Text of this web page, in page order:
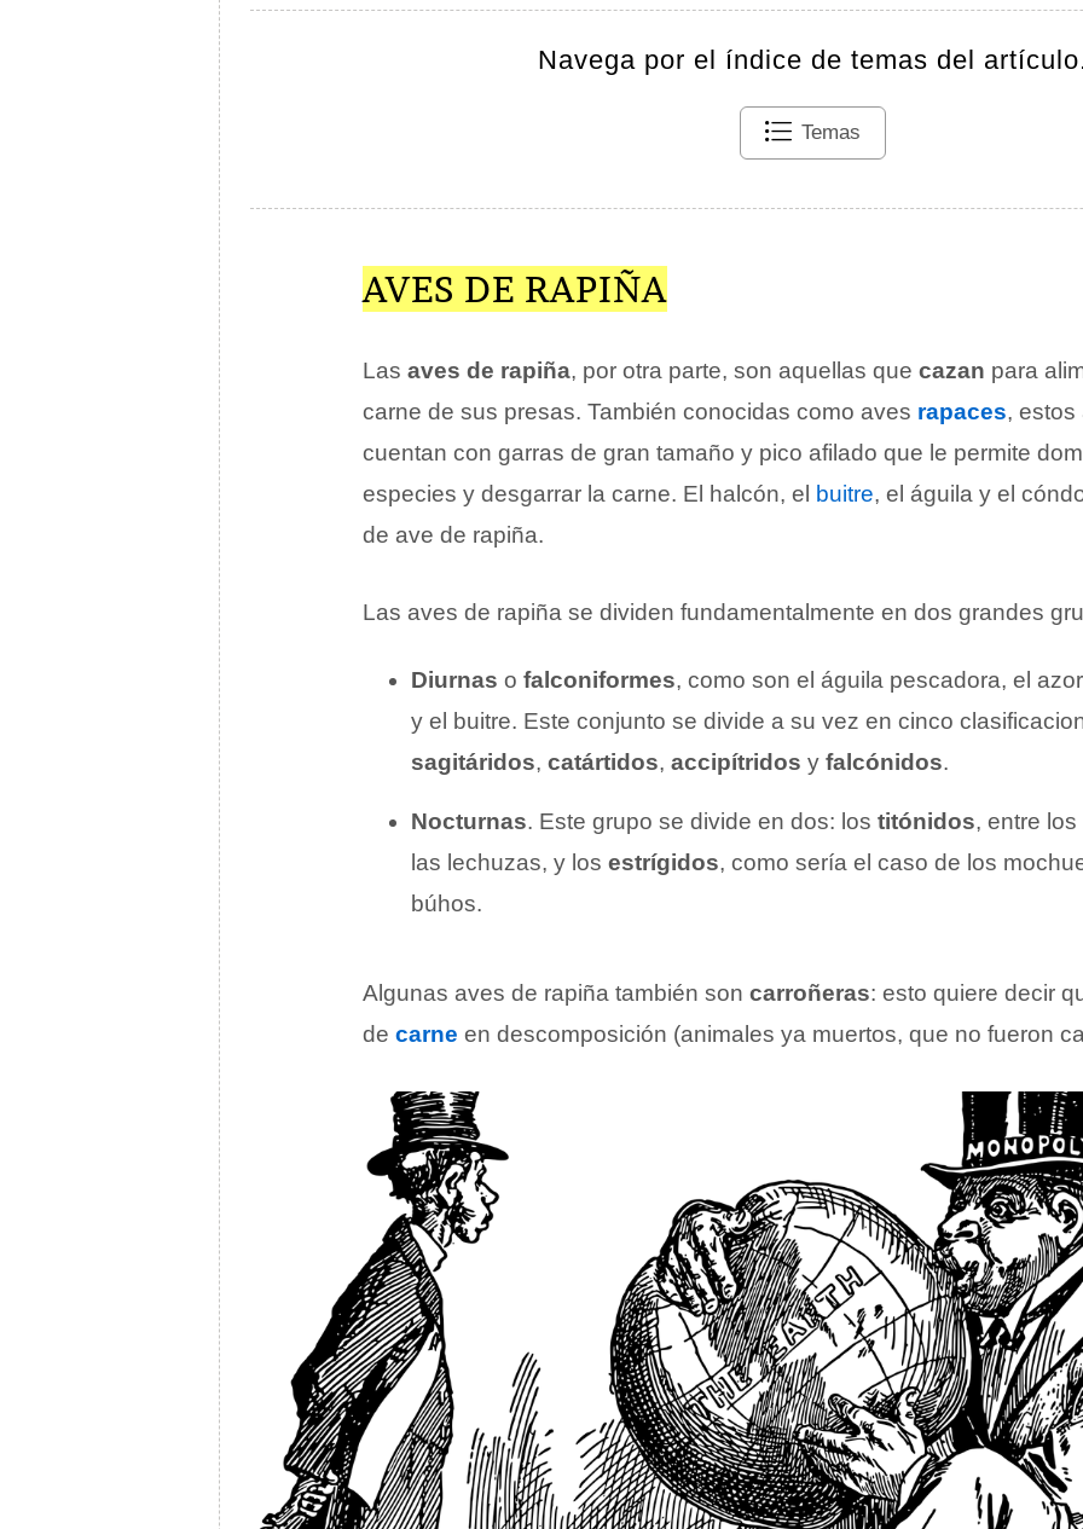
Navega por el índice de temas del
Temas
AVES DE RAPIÑA
Las aves de rapiña, por otra parte, son aquellas que cazan para
carne de sus presas. También conocidas como aves rapaces, estos
cuentan con garras de gran tamaño y pico afilado que le permite
especies y desgarrar la carne. El halcón, el buitre, el águila y el
de ave de rapiña.
Las aves de rapiña se dividen fundamentalmente en dos grandes
Diurnas o falconiformes, como son el águila pescadora, el
y el buitre. Este conjunto se divide a su vez en cinco
sagitáridos, catártidos, accipítridos y falcónidos.
Nocturnas. Este grupo se divide en dos: los titónidos, entre
las lechuzas, y los estrígidos, como sería el caso de los
búhos.
Algunas aves de rapiña también son carroñeras: esto quiere decir
de carne en descomposición (animales ya muertos, que no fueron